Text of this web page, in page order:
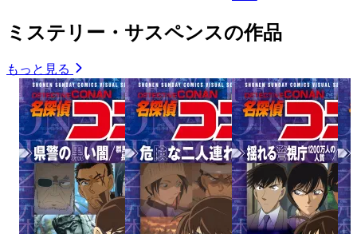
ミステリー・サスペンスの作品
もっと見る